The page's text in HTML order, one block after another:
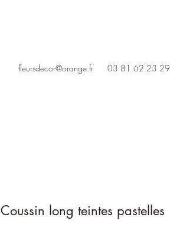
fleursdecor@orange.fr 03 81 62 23 29
Coussin long teintes pastelles